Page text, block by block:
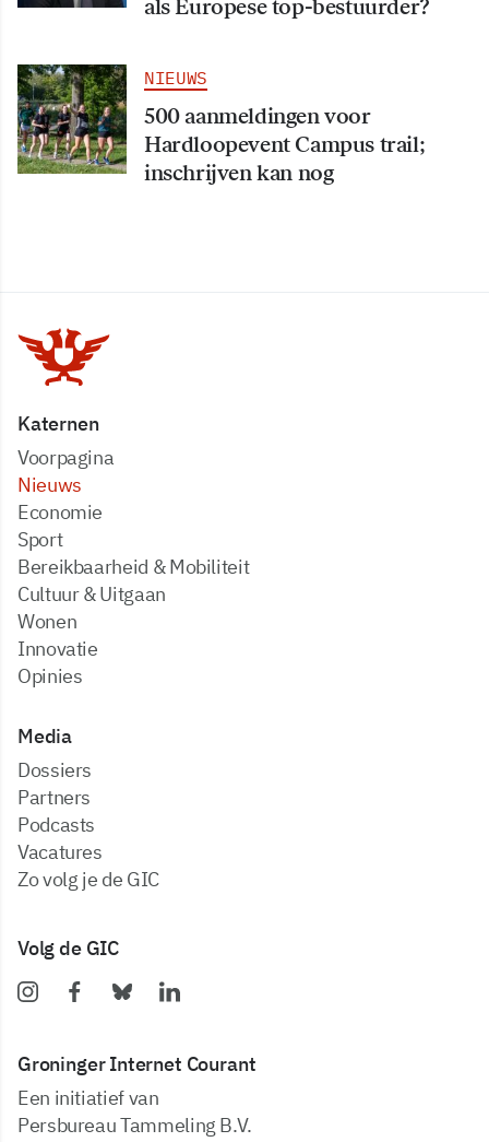
als Europese top-bestuurder?
NIEUWS
500 aanmeldingen voor
Hardloopevent Campus trail;
inschrijven kan nog
Katernen
Voorpagina
Nieuws
Economie
Sport
Bereikbaarheid & Mobiliteit
Cultuur & Uitgaan
Wonen
Innovatie
Opinies
Media
dossiers
partners
podcasts
vacatures
zo volg je de GIC
Volg de GIC
Groninger Internet Courant
Een initiatief van
Persbureau Tammeling B.V.